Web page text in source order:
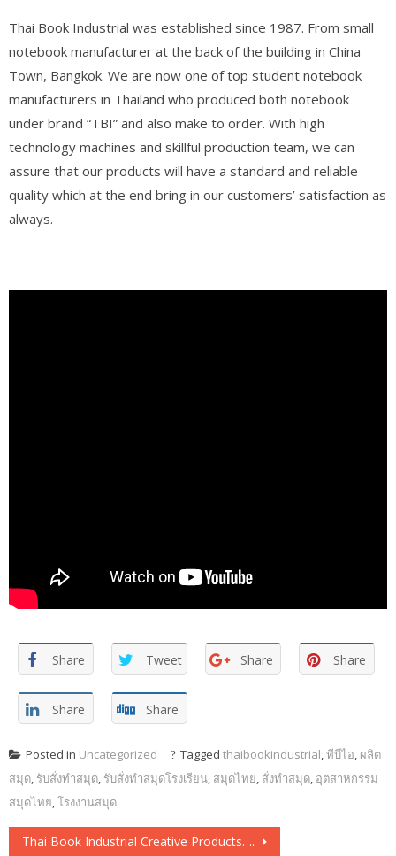
Thai Book Industrial was established since 1987. From small
notebook manufacturer at the back of the building in China
Town, Bangkok. We are now one of top student notebook
manufacturers in Thailand who produced both notebook
under brand “TBI” and also make to order. With high
technology machines and skillful production team, we can
assure that our products will have a standard and reliable
quality which at the end bring in our customers’ satisfaction as
always.
Share Tweet Share Share
Share Share
Posted in Uncategorized Tagged thaibookindustrial,ทีบีไอ, ผลิต
สมุด, รับสั่งทำสมุด, รับสั่งทำสมุดโรงเรียน, สมุดไทย, สั่งทำสมุด, อุตสาหกรรม
สมุดไทย,โรงงานสมุด
Post navigation
Thai Book Industrial Creative Products….